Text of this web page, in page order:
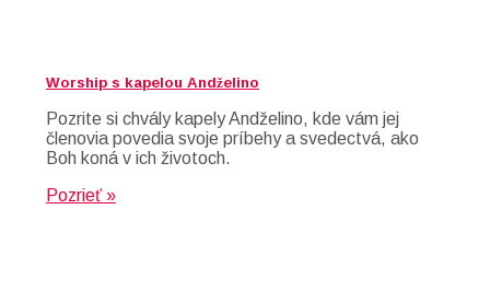
Worship s kapelou Andželino
Pozrite si chvály kapely Andželino, kde vám jej
členovia povedia svoje príbehy a svedectvá, ako
Boh koná v ich životoch.
Pozrieť »